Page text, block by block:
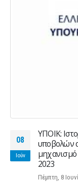
08
Ιούν
ΥΠΟΙΚ:
υποβολών
2023
Πέμπτη, 8